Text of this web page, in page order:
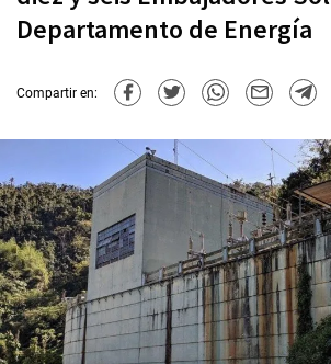
Departamento de Energía
Compartir en: